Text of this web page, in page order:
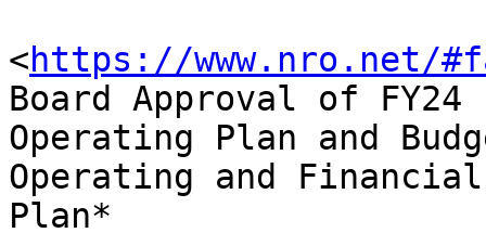
<https://www.nro.net/
Board Approval of FY24
Operating Plan and
Operating and
Plan*